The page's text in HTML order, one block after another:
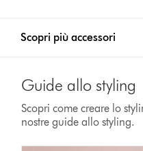
Scopri più accessori
Guide allo styling
Scopri come creare lo
nostre guide allo styling.